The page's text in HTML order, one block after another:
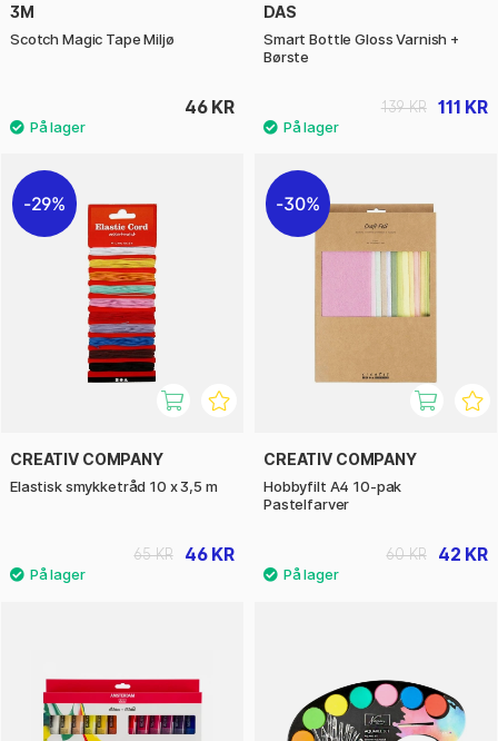
3M
Scotch Magic Tape Miljø
46 KR
DAS
Smart Bottle Gloss Varnish +
Børste
111 KR
139 KR
29%
CREATIV COMPANY
Elastisk smykketråd 10 x 3,5 m
46 KR
65 KR
30%
CREATIV COMPANY
Hobbyfilt A4 10-pak
Pastelfarver
42 KR
60 KR